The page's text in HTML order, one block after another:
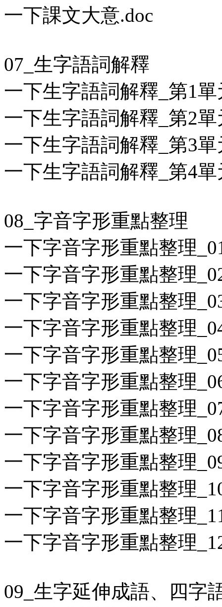
一下課文大意.doc
07_生字語詞解釋
一下生字語詞解釋_第1單
一下生字語詞解釋_第2單
一下生字語詞解釋_第3單
一下生字語詞解釋_第4單
08_字音字形重點整理
一下字音字形重點整理
一下字音字形重點整理
一下字音字形重點整理
一下字音字形重點整理
一下字音字形重點整理
一下字音字形重點整理
一下字音字形重點整理
一下字音字形重點整理
一下字音字形重點整理
一下字音字形重點整理
一下字音字形重點整理
一下字音字形重點整理
09_生字延伸成語、四字